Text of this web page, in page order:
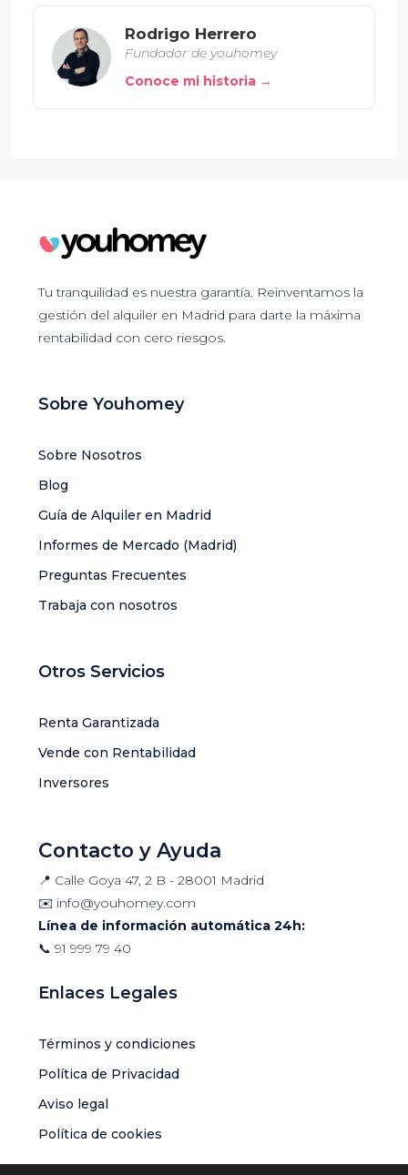
Rodrigo Herrero
Fundador de youhomey
Conoce mi historia →
Tu tranquilidad es nuestra garantía. Reinventamos la
gestión del alquiler en Madrid para darte la máxima
rentabilidad con cero riesgos.
Sobre Youhomey
Sobre Nosotros
Blog
Guía de Alquiler en Madrid
Informes de Mercado (Madrid)
Preguntas Frecuentes
Trabaja con nosotros
Otros Servicios
Renta Garantizada
Vende con Rentabilidad
Inversores
Contacto y Ayuda
📍 Calle Goya 47, 2 B - 28001 Madrid
✉️ info@youhomey.com
Línea de información automática 24h:
📞 91 999 79 40
Enlaces Legales
Términos y condiciones
Política de Privacidad
Aviso legal
Política de cookies